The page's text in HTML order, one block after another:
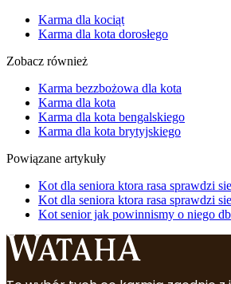
Karma dla kociąt
Karma dla kota dorosłego
Zobacz również
Karma bezzbożowa dla kota
Karma dla kota
Karma dla kota bengalskiego
Karma dla kota brytyjskiego
Powiązane artykuły
Kot dla seniora ktora rasa sprawdzi
Kot dla seniora ktora rasa sprawdzi
Kot senior jak powinnismy o niego